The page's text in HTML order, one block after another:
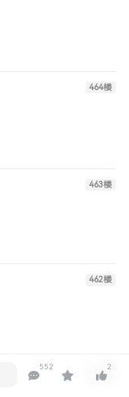
552 2
464楼
463楼
462楼
461楼